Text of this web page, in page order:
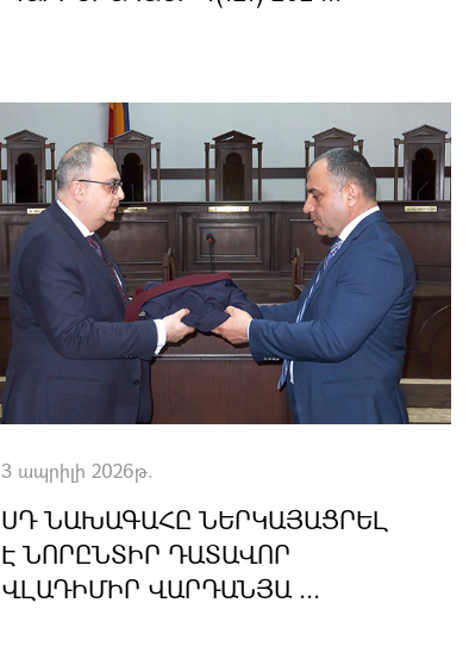
3 ապրիլի 2026թ.
ՍԴ ՆԱԽԱԳԱՀԸ ՆԵՐԿԱՅԱՑՐԵԼ
Է ՆՈՐԸՆՏԻՐ ԴԱՏԱՎՈՐ
ՎԼԱԴԻՄԻՐ ՎԱՐԴԱՆՅԱ ...